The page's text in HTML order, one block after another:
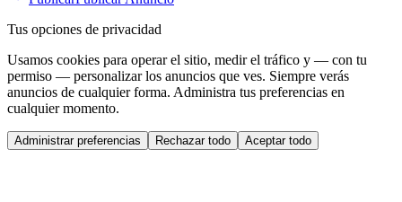
Tus opciones de privacidad
Usamos cookies para operar el sitio, medir el tráfico y — con tu
permiso — personalizar los anuncios que ves. Siempre verás
anuncios de cualquier forma. Administra tus preferencias en
cualquier momento.
Administrar preferencias Rechazar todo Aceptar todo